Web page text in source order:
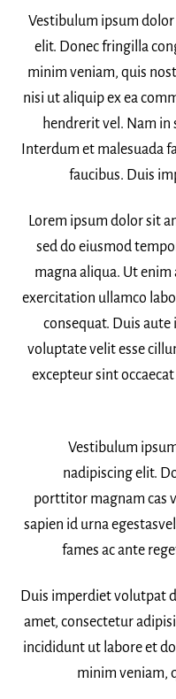
Vestibulum ipsum
elit. Donec fringilla
minim veniam, quis
nisi ut aliquip ex ea
hendrerit vel. Nam in
Interdum et malesuada
faucibus. Duis
Lorem ipsum dolor sit
sed do eiusmod
magna aliqua. Ut
exercitation ullamco
consequat. Duis
voluptate velit esse
excepteur sint
Vestibulum
nadipiscing elit.
porttitor magnam cas
sapien id urna
fames ac ante
Duis imperdiet volutpat
amet, consectetur
incididunt ut labore et
minim veniam,